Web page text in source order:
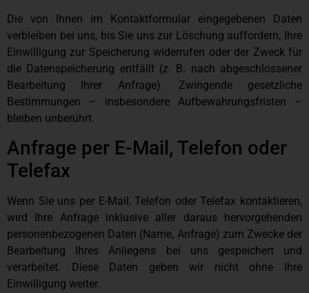
Die von Ihnen im Kontaktformular eingegebenen Daten
verbleiben bei uns, bis Sie uns zur Löschung auffordern, Ihre
Einwilligung zur Speicherung widerrufen oder der Zweck für
die Datenspeicherung entfällt (z. B. nach abgeschlossener
Bearbeitung Ihrer Anfrage). Zwingende gesetzliche
Bestimmungen – insbesondere Aufbewahrungsfristen –
bleiben unberührt.
Anfrage per E-Mail, Telefon oder
Telefax
Wenn Sie uns per E-Mail, Telefon oder Telefax kontaktieren,
wird Ihre Anfrage inklusive aller daraus hervorgehenden
personenbezogenen Daten (Name, Anfrage) zum Zwecke der
Bearbeitung Ihres Anliegens bei uns gespeichert und
verarbeitet. Diese Daten geben wir nicht ohne Ihre
Einwilligung weiter.